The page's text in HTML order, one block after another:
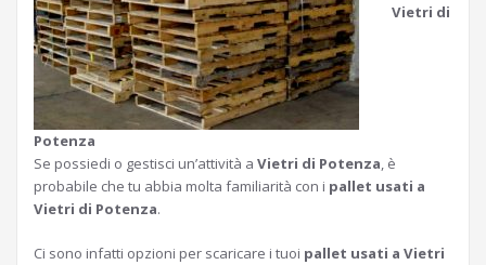
Vietri di
Potenza
Se possiedi o gestisci un’attività a Vietri di Potenza, è
probabile che tu abbia molta familiarità con i pallet usati a
Vietri di Potenza.
Ci sono infatti opzioni per scaricare i tuoi pallet usati a Vietri